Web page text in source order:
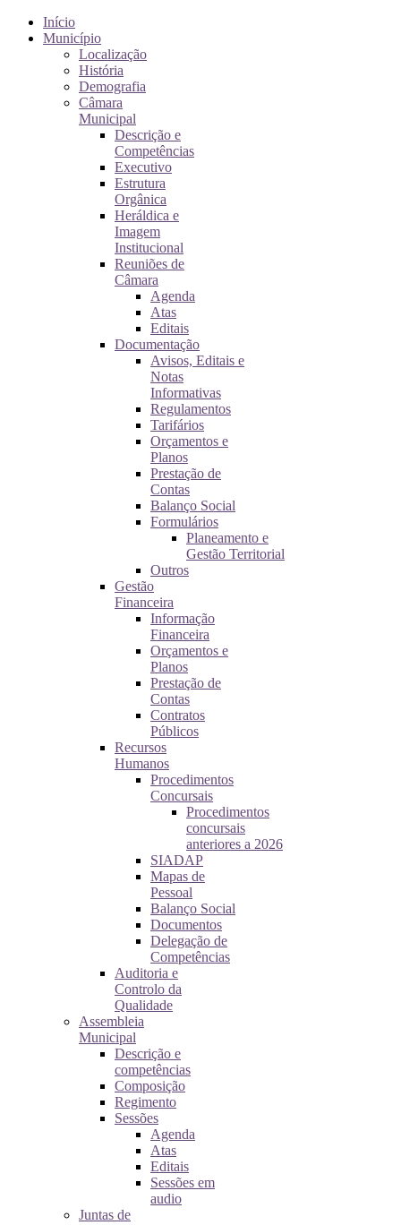
Início
Município
Localização
História
Demografia
Câmara
Municipal
Descrição e
Competências
Executivo
Estrutura
Orgânica
Heráldica e
Imagem
Institucional
Reuniões de
Câmara
Agenda
Atas
Editais
Documentação
Avisos, Editais e
Notas
Informativas
Regulamentos
Tarifários
Orçamentos e
Planos
Prestação de
Contas
Balanço Social
Formulários
Planeamento e
Gestão Territorial
Outros
Gestão
Financeira
Informação
Financeira
Orçamentos e
Planos
Prestação de
Contas
Contratos
Públicos
Recursos
Humanos
Procedimentos
Concursais
Procedimentos
concursais
anteriores a 2026
SIADAP
Mapas de
Pessoal
Balanço Social
Documentos
Delegação de
Competências
Auditoria e
Controlo da
Qualidade
Assembleia
Municipal
Descrição e
competências
Composição
Regimento
Sessões
Agenda
Atas
Editais
Sessões em
audio
Juntas de